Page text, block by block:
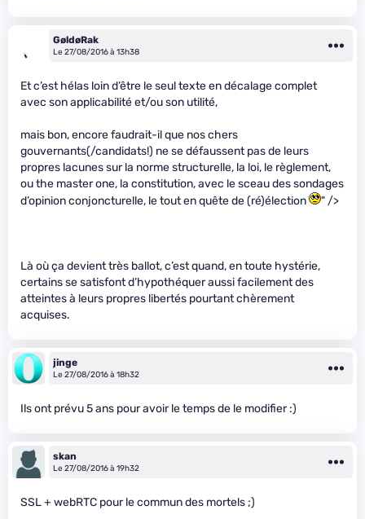
GøldøRak
Le 27/08/2016 à 13h38
Et c’est hélas loin d’être le seul texte en décalage complet
avec son applicabilité et/ou son utilité,
mais bon, encore faudrait-il que nos chers
gouvernants(/candidats!) ne se défaussent pas de leurs
propres lacunes sur la norme structurelle, la loi, le règlement,
ou the master one, la constitution, avec le sceau des sondages
d’opinion conjoncturelle, le tout en quête de (ré)élection
" />
Là où ça devient très ballot, c’est quand, en toute hystérie,
certains se satisfont d’hypothéquer aussi facilement des
atteintes à leurs propres libertés pourtant chèrement
acquises.
jinge
Le 27/08/2016 à 18h32
Ils ont prévu 5 ans pour avoir le temps de le modifier :)
skan
Le 27/08/2016 à 19h32
SSL + webRTC pour le commun des mortels ;)